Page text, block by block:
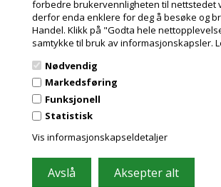
forbedre brukervennligheten til nettstedet
derfor enda enklere for deg å besøke og
Handel. Klikk på "Godta hele
samtykke til bruk av informasjonskapsler.
Nødvendig
Markedsføring
Funksjonell
Statistisk
Vis informasjonskapseldetaljer
Grafisk-Handel A/S ©
Kærgårdsvej 1, 2650 Hvidovre
CVR: 27 39 12 14